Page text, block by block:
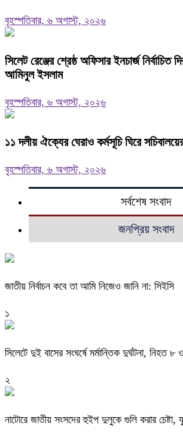
বৃহস্পতিবার, ৬ অগাস্ট, ২০২৬
‎সিলেট রেঞ্জের শ্রেষ্ঠ অফিসার ইনচার্জ নির্বাচিত
আমিনুল ইসলাম
বৃহস্পতিবার, ৬ অগাস্ট, ২০২৬
‎১১ দলীয় ঐক্যের ঘেরাও কর্মসূচি ঘিরে
বৃহস্পতিবার, ৬ অগাস্ট, ২০২৬
সর্বশেষ সংবাদ
জনপ্রিয় সংবাদ
জাতীয় নির্বাচন কবে তা আমি নিজেও জানি না: সিইসি
১
সিলেটে দুই বাসের সংঘর্ষে মর্মান্তিক দুর্ঘটনা,
২
নাটোরে জাতীয় সংসদের হুইপ দুলুকে গুলি করার